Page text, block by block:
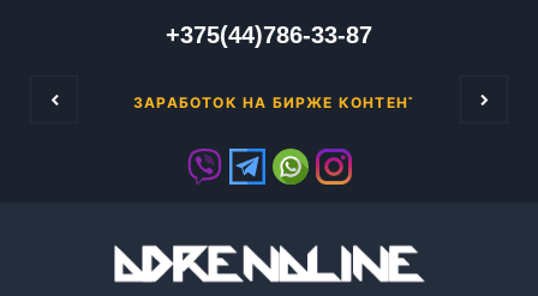
+375(44)786-33-87
БИЗНЕСА!ЗАРАБОТОК НА БИРЖЕ КОНТЕНТА Имея